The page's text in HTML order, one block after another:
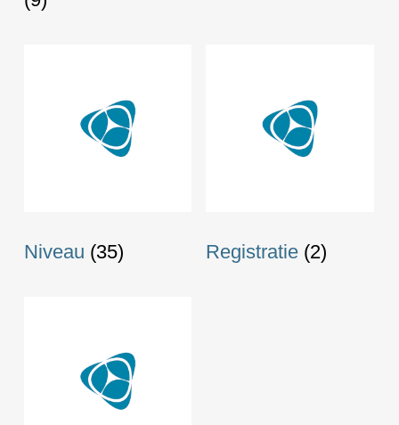
Niveau (35) Registratie (2)